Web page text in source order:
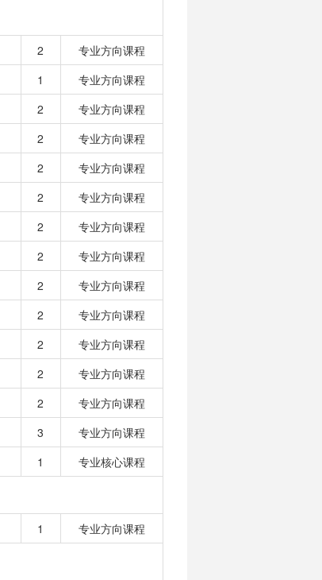
2
专业方向课程
1
专业方向课程
2
专业方向课程
2
专业方向课程
2
专业方向课程
2
专业方向课程
2
专业方向课程
2
专业方向课程
2
专业方向课程
2
专业方向课程
2
专业方向课程
2
专业方向课程
2
专业方向课程
3
专业方向课程
1 专业核心课程
1 专业方向课程